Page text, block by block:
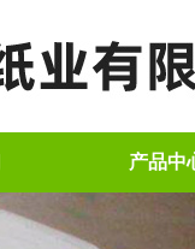
产品中